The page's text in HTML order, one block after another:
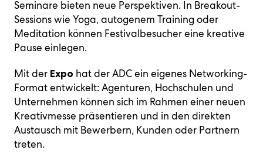
Seminare bieten neue Perspektiven. In Breakout-
Sessions wie Yoga, autogenem Training oder
Meditation können Festivalbesucher eine kreative
Pause einlegen.
Mit der Expo hat der ADC ein eigenes Networking-
Format entwickelt: Agenturen, Hochschulen und
Unternehmen können sich im Rahmen einer neuen
Kreativmesse präsentieren und in den direkten
Austausch mit Bewerbern, Kunden oder Partnern
treten.